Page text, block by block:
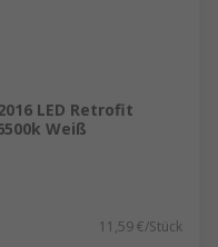
LED Retrofit
Weiß
11,59 €/Stück